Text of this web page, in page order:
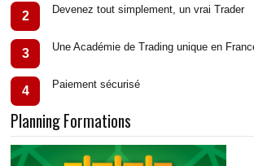
2 Devenez tout simplement, un vrai Trader
3 Une Académie de Trading unique en
4 Paiement sécurisé
Planning Formations